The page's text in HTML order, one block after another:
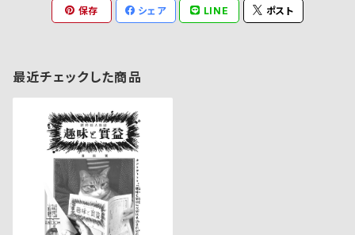
保存 シェア LINE ポスト
最近チェックした商品